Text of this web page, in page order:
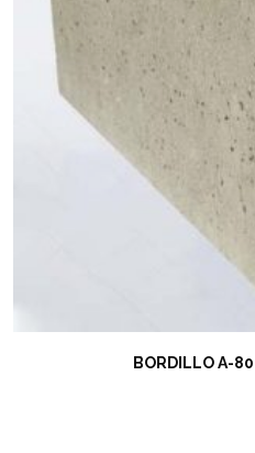
BORDILLO A-